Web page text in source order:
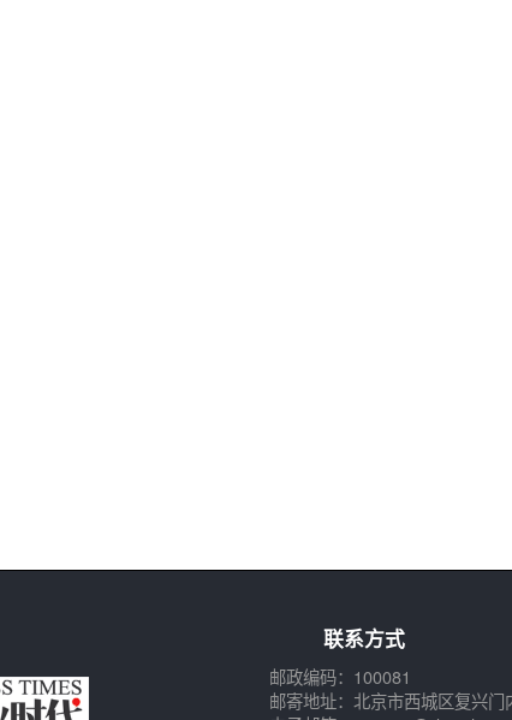
联系方式
邮政编码：100081
邮寄地址：北京市西城区复兴门